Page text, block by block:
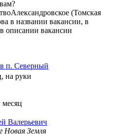
Александровское (Томская
в названии вакансии, в
описании вакансии
п. Северный
на руки
Валерьевич
Новая Земля